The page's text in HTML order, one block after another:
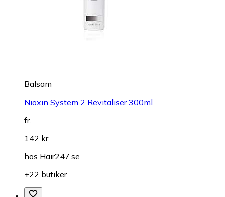
Balsam
Nioxin System 2 Revitaliser 300ml
fr.
142 kr
hos Hair247.se
+22 butiker